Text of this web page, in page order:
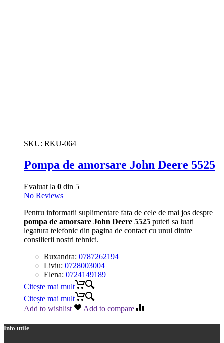
SKU: RKU-064
Pompa de amorsare John Deere 5525
Evaluat la 0 din 5
No Reviews
Pentru informatii suplimentare fata de cele de mai jos despre
pompa de amorsare John Deere 5525 puteti sa luati
legatura telefonic din pagina de contact cu unul dintre
consilierii nostri tehnici.
Ruxandra: 0787262194
Liviu: 0728003004
Elena: 0724149189
Citește mai mult
Citește mai mult
Add to wishlist
Add to compare
Info utile